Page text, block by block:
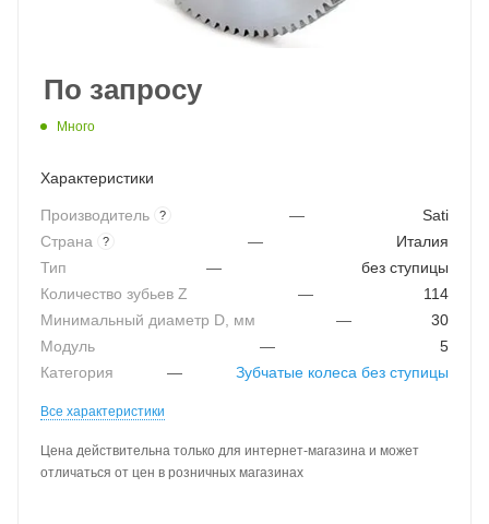
По запросу
Много
Характеристики
Производитель ? —
Sati
Страна
? —
Италия
Тип
—
без ступицы
Количество зубьев Z
—
114
Минимальный диаметр D, мм
—
30
Модуль
—
5
Категория
— Зубчатые колеса без ступицы
Все характеристики
Цена действительна только для интернет-магазина и может
отличаться от цен в розничных магазинах